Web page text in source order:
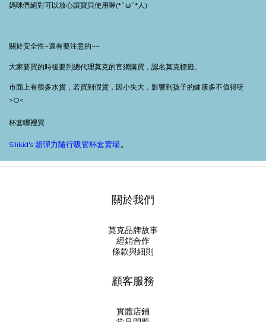
媽咪們絕對可以放心讓寶貝使用喔(*ˇωˇ*人 )
關於安全性~還有要注意的~~
大家要買的時後要到總代理莫克的官網購買，認名莫克標籤。
市面上有很多水貨，若買到假貨，因小失大，影響到孩子的健康多不值得呀
>O<
杯套哪裡買
Silikid's 超彈力隨行吸管杯套賣場。
關於我們
莫克品牌故事
經銷合作
條款與細則
顧客服務
實體店鋪